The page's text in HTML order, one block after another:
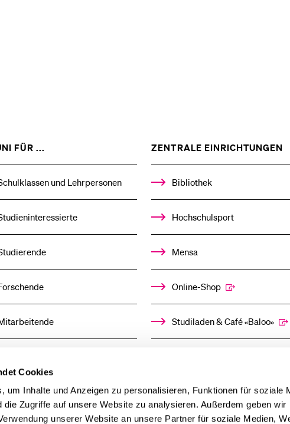
Cookies
um Inhalte und Anzeigen zu personalisieren, Funktionen für soziale
die Zugriffe auf unsere Website zu analysieren. Außerdem geben wir
unserer Website an unsere Partner für soziale Medien,
FÜR ...
%1$S
UNTERMENÜ
und Lehrpersonen
ZENTRALE EINRICHTUNGEN
Bibliothek
Hochschulsport
Mensa
Online-Shop
Studiladen & Café «Baloo»